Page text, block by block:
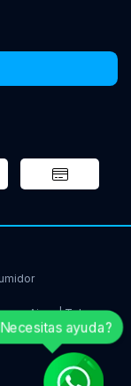
Aires | Tel:
ayuda?